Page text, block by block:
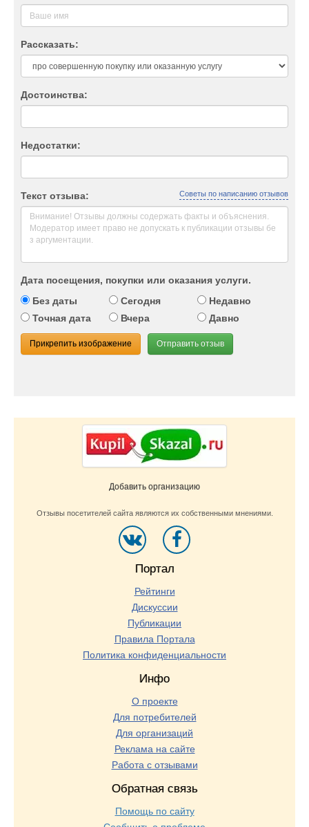
Рассказать:
Достоинства:
Недостатки:
Текст отзыва: Советы по написанию отзывов
Дата посещения, покупки или оказания услуги.
Без даты
Сегодня
Недавно
Точная дата
Вчера Давно
Прикрепить изображение Отправить отзыв
Добавить организацию
Отзывы посетителей сайта являются их собственными мнениями.
Портал
Рейтинги
Дискуссии
Публикации
Правила Портала
Политика конфиденциальности
Инфо
О проекте
Для потребителей
Для организаций
Реклама на сайте
Работа с отзывами
Обратная связь
Помощь по сайту